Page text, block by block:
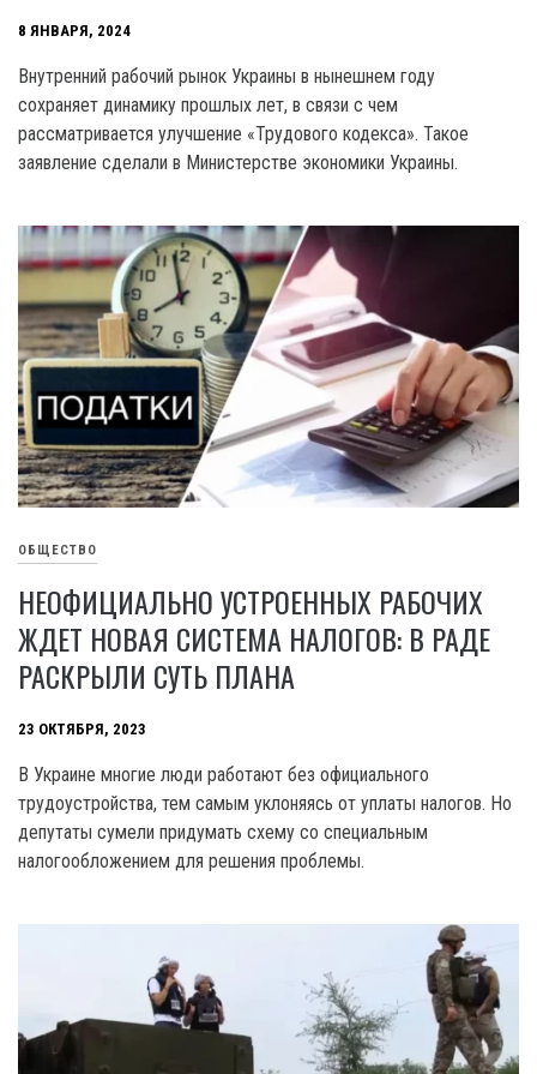
8 ЯНВАРЯ, 2024
Внутренний рабочий рынок Украины в нынешнем году
сохраняет динамику прошлых лет, в связи с чем
рассматривается улучшение «Трудового кодекса». Такое
заявление сделали в Министерстве экономики Украины.
ОБЩЕСТВО
НЕОФИЦИАЛЬНО УСТРОЕННЫХ РАБОЧИХ
ЖДЕТ НОВАЯ СИСТЕМА НАЛОГОВ: В РАДЕ
РАСКРЫЛИ СУТЬ ПЛАНА
23 ОКТЯБРЯ, 2023
В Украине многие люди работают без официального
трудоустройства, тем самым уклоняясь от уплаты налогов. Но
депутаты сумели придумать схему со специальным
налогообложением для решения проблемы.